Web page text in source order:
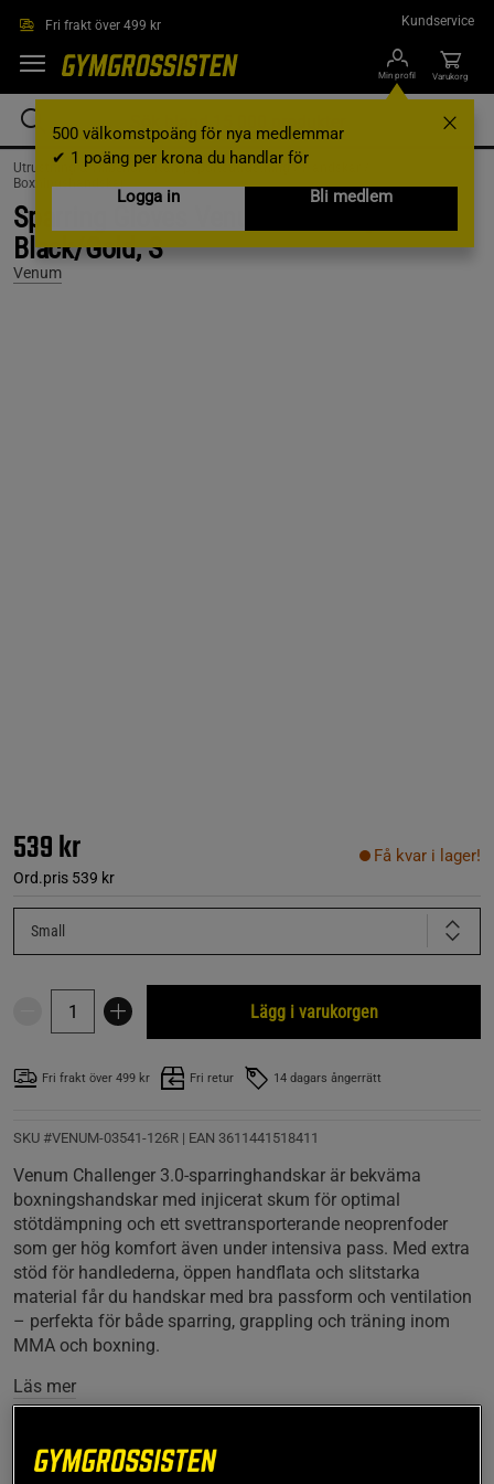
Fri frakt över 499 kr Kundservice
Min profil
500 välkomstpoäng för nya medlemmar
✔ 1 poäng per krona du handlar för
Logga in
Bli medlem
Varukorg
Utrustning & Tillbehör / Kampsportsutrustning / Handskar /
Boxningshandskar
Sparring Gloves Venum Challenger 3.0,
Black/Gold, S
Venum
539 kr
Ord.pris 539 kr
Få kvar i lager!
Small
Lägg i varukorgen
Fri frakt över 499 kr Fri retur 14 dagars ångerrätt
SKU #VENUM-03541-126R | EAN 3611441518411
Venum Challenger 3.0-sparringhandskar är bekväma
boxningshandskar med injicerat skum för optimal
stötdämpning och ett svettransporterande neoprenfoder
som ger hög komfort även under intensiva pass. Med extra
stöd för handlederna, öppen handflata och slitstarka
material får du handskar med bra passform och ventilation
– perfekta för både sparring, grappling och träning inom
MMA och boxning.
Läs mer
Information Recensioner